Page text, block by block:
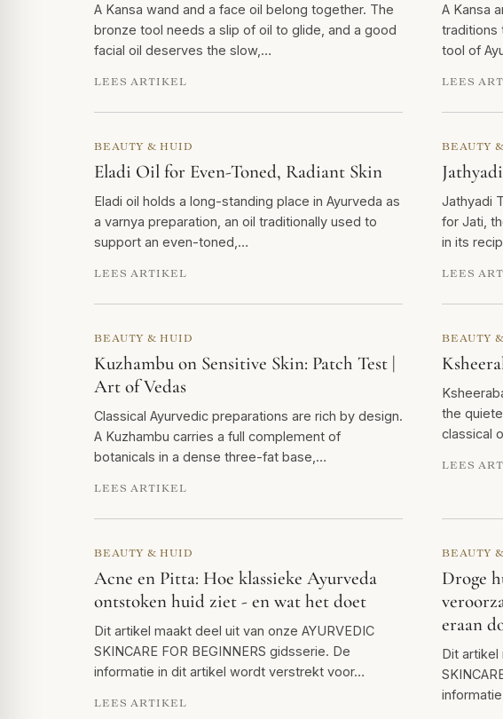
A Kansa wand and a face oil belong together. The
bronze tool needs a slip of oil to glide, and a good
facial oil deserves the slow,…
LEES ARTIKEL
A Kansa
traditions
tool of
LEES
BEAUTY & HUID
Eladi Oil for Even-Toned, Radiant Skin
Eladi oil holds a long-standing place in Ayurveda as
a varnya preparation, an oil traditionally used to
support an even-toned,…
LEES ARTIKEL
BEAUTY
Jathyadi
for Jati,
in its
LEES
BEAUTY & HUID
Kuzhambu on Sensitive Skin: Patch Test |
Art of Vedas
Classical Ayurvedic preparations are rich by design.
A Kuzhambu carries a full complement of
botanicals in a dense three-fat base,…
LEES ARTIKEL
BEAUTY
the
classical
LEES
BEAUTY & HUID
Acne en Pitta: Hoe klassieke Ayurveda
ontstoken huid ziet - en wat het doet
Dit artikel maakt deel uit van onze AYURVEDIC
SKINCARE FOR BEGINNERS gidsserie. De
informatie in dit artikel wordt verstrekt voor…
LEES ARTIKEL
BEAUTY
Droge
eraan
Dit artikel